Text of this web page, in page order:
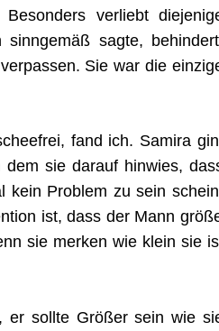
verliebt
sagte,
Sie war die
fand ich. Samira
sie darauf hinwies,
kein Problem zu sein
ist, dass der Mann
sie merken wie klein sie
er sollte Größer sein wie